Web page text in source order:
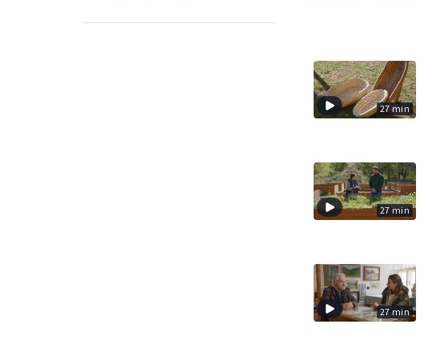
27 min
27 min
27 min